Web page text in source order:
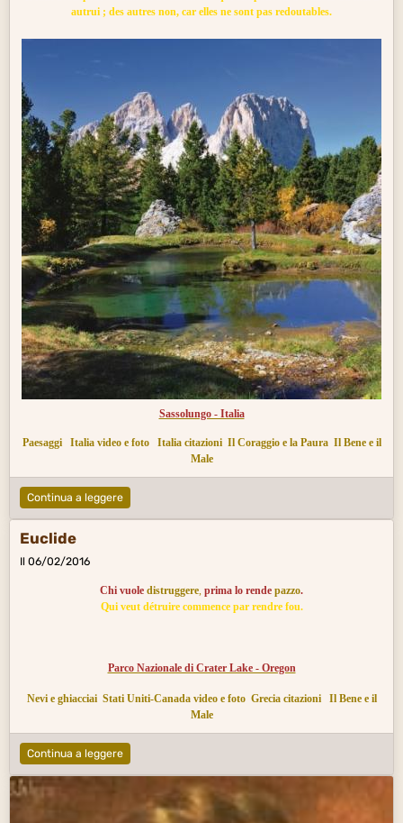
autrui ; des autres non, car elles ne sont pas redoutables.
Sassolungo - Italia
Paesaggi Italia video e foto Italia citazioni Il Coraggio e la Paura Il Bene e il
Male
Continua a leggere
Euclide
Il 06/02/2016
Chi vuole distruggere, prima lo rende pazzo.
Qui veut détruire commence par rendre fou.
Parco Nazionale di Crater Lake - Oregon
Nevi e ghiacciai Stati Uniti-Canada video e foto Grecia citazioni
Il Bene e il
Male
Continua a leggere